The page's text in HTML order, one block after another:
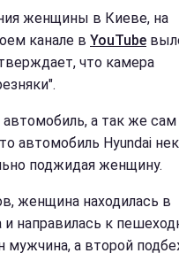
женщины в Киеве, на
канале в YouTube
что камера
автомобиль, а так же
автомобиль Hyundai
поджидая женщину.
женщина находилась в
и направилась к
мужчина, а второй